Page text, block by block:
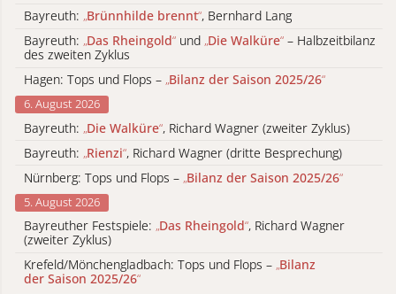
Bayreuth: „Brünnhilde brennt“, Bernhard Lang
Bayreuth: „Das Rheingold“ und „Die Walküre“ – Halbzeitbilanz
des zweiten Zyklus
Hagen: Tops und Flops – „Bilanz der Saison 2025/26“
6. August 2026
Bayreuth: „Die Walküre“, Richard Wagner (zweiter Zyklus)
Bayreuth: „Rienzi“, Richard Wagner (dritte Besprechung)
Nürnberg: Tops und Flops – „Bilanz der Saison 2025/26“
5. August 2026
Bayreuther Festspiele: „Das Rheingold“, Richard Wagner
(zweiter Zyklus)
Krefeld/Mönchengladbach: Tops und Flops – „Bilanz
der Saison 2025/26“